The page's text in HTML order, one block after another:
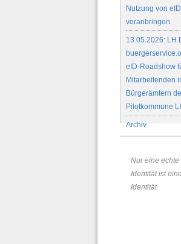
Nutzung von
voranbringen.
13.05.2026: LH
eID-Roadshow
Mitarbeitenden
Bürgerämtern
Pilotkommune
Archiv
Nur eine
Identität ist
Identität